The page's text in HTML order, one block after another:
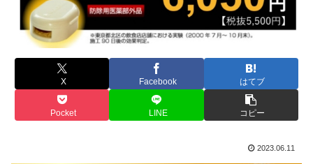
X Facebook はてブ
Pocket LINE コピー
2023.06.11